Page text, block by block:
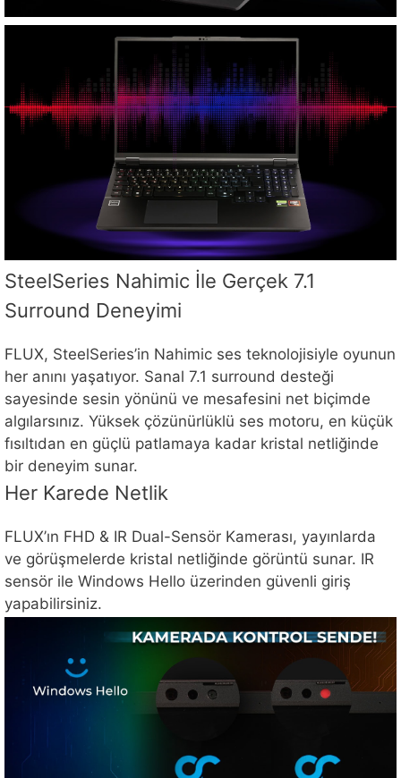
SteelSeries Nahimic İle Gerçek 7.1
Surround Deneyimi
FLUX, SteelSeries’in Nahimic ses teknolojisiyle oyunun
her anını yaşatıyor. Sanal 7.1 surround desteği
sayesinde sesin yönünü ve mesafesini net biçimde
algılarsınız. Yüksek çözünürlüklü ses motoru, en küçük
fısıltıdan en güçlü patlamaya kadar kristal netliğinde
bir deneyim sunar.
Her Karede Netlik
FLUX’ın FHD & IR Dual-Sensör Kamerası, yayınlarda
ve görüşmelerde kristal netliğinde görüntü sunar. IR
sensör ile Windows Hello üzerinden güvenli giriş
yapabilirsiniz.